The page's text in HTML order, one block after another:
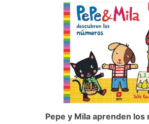
Pepe y Mila aprenden los